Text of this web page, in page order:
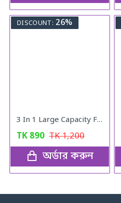
DISCOUNT: 26%
3 In 1 Large Capacity Foldable Travel Bag (black)
TK 890 TK1,200
অর্ডার করুন